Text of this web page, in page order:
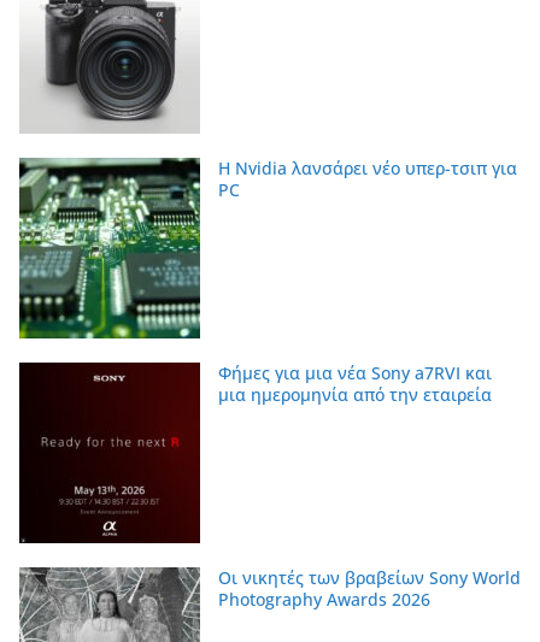
Η Nvidia λανσάρει νέο υπερ-τσιπ για
PC
Φήμες για μια νέα Sony a7RVI και
μια ημερομηνία από την εταιρεία
Οι νικητές των βραβείων Sony World
Photography Awards 2026